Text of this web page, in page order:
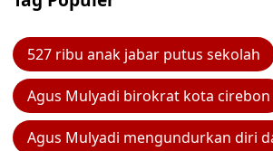
527 ribu anak jabar putus sekolah
Agus Mulyadi birokrat kota cirebon
Agus Mulyadi mengundurkan diri